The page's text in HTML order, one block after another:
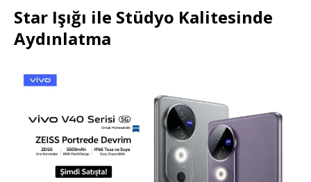
Star Işığı ile Stüdyo Kalitesinde
Aydınlatma